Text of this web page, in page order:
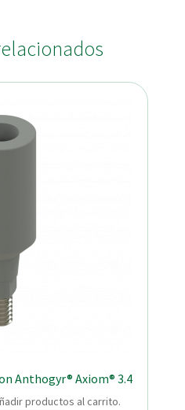
Anthogyr® Axiom® 3.4
productos al carrito.